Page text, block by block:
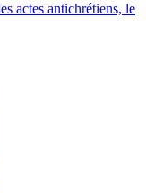
actes antichrétiens, le